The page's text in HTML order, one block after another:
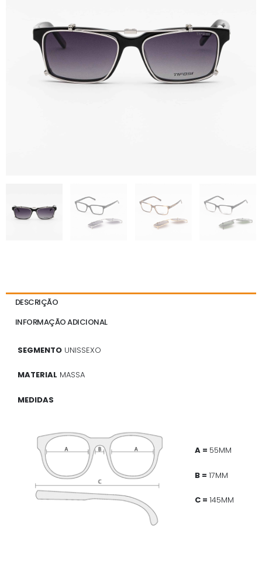
DESCRIÇÃO
INFORMAÇÃO ADICIONAL
SEGMENTO UNISSEXO
MATERIAL MASSA
MEDIDAS
A = 55MM
B = 17MM
C = 145MM